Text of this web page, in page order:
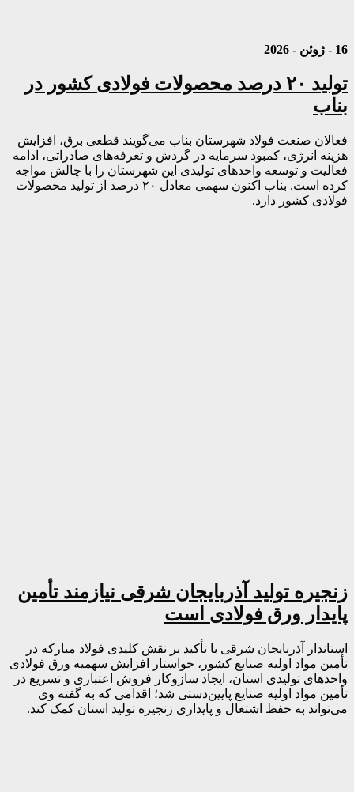
16 - ژوئن - 2026
تولید ۲۰ درصد محصولات فولادی کشور در
بناب
فعالان صنعت فولاد شهرستان بناب می‌گویند قطعی برق، افزایش
هزینه انرژی، کمبود سرمایه در گردش و تعرفه‌های صادراتی، ادامه
فعالیت و توسعه واحدهای تولیدی این شهرستان را با چالش مواجه
کرده است. بناب اکنون سهمی معادل ۲۰ درصد از تولید محصولات
فولادی کشور دارد.
زنجیره تولید آذربایجان شرقی نیازمند تأمین
پایدار ورق فولادی است
استاندار آذربایجان شرقی با تأکید بر نقش کلیدی فولاد مبارکه در
تأمین مواد اولیه صنایع کشور، خواستار افزایش سهمیه ورق فولادی
واحدهای تولیدی استان، ایجاد سازوکار فروش اعتباری و تسریع در
تأمین مواد اولیه صنایع پایین‌دستی شد؛ اقدامی که به گفته وی
می‌تواند به حفظ اشتغال و پایداری زنجیره تولید استان کمک کند.